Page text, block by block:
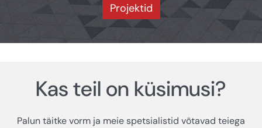
Projektid
Kas teil on küsimusi?
Palun täitke vorm ja meie spetsialistid võtavad teiega